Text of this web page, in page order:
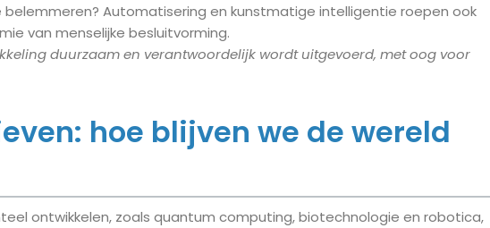
Automatisering en kunstmatige intelligentie roepen ook
van menselijke besluitvorming.
duurzaam en verantwoordelijk wordt uitgevoerd, met oog voor
hoe blijven we de wereld
ontwikkelen, zoals quantum computing, biotechnologie en robotica,